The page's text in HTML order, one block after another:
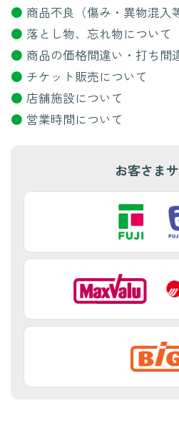
● 商品不良（傷み・異物混入
● 落とし物、忘れ物について
● 商品の価格間違い・打ち間
● チケット販売について
● 店舗施設について
● 営業時間について
お客さま